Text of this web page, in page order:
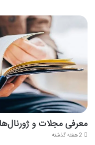
معرفی مجلات و
2 هفته گذشته